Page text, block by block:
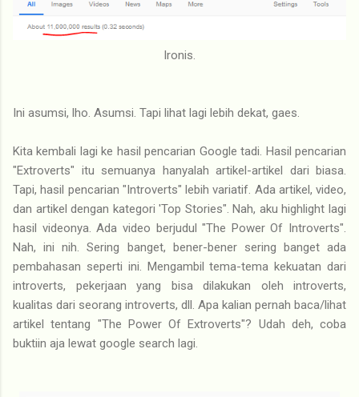
Ironis.
Ini asumsi, lho. Asumsi. Tapi lihat lagi lebih dekat, gaes.
Kita kembali lagi ke hasil pencarian Google tadi. Hasil pencarian
"Extroverts" itu semuanya hanyalah artikel-artikel dari biasa.
Tapi, hasil pencarian "Introverts" lebih variatif. Ada artikel, video,
dan artikel dengan kategori 'Top Stories". Nah, aku highlight lagi
hasil videonya. Ada video berjudul "The Power Of Introverts".
Nah, ini nih. Sering banget, bener-bener sering banget ada
pembahasan seperti ini. Mengambil tema-tema kekuatan dari
introverts, pekerjaan yang bisa dilakukan oleh introverts,
kualitas dari seorang introverts, dll. Apa kalian pernah baca/lihat
artikel tentang "The Power Of Extroverts"? Udah deh, coba
buktiin aja lewat google search lagi.